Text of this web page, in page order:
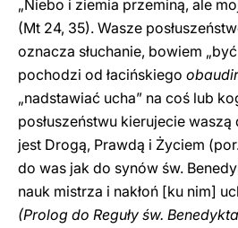
„Niebo i ziemia przeminą, ale
(Mt 24, 35). Wasze
oznacza słuchanie, bowiem
pochodzi od łacińskiego
„nadstawiać ucha” na coś lub
posłuszeństwu kierujecie
jest Drogą, Prawdą i Życiem
do was jak do synów św.
nauk mistrza i nakłoń [ku nim]
(Prolog do Reguły św.